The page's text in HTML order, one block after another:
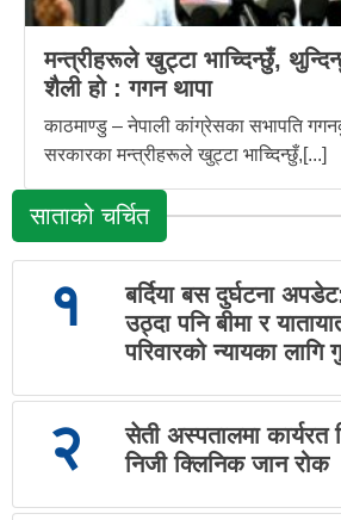
मन्त्रीहरूले खुट्टा भाच्दिन्छुँ,
शैली हो : गगन थापा
काठमाण्डु – नेपाली कांग्रेसका सभापति
सरकारका मन्त्रीहरूले खुट्टा भाच्दिन्छुँ,[...]
साताको चर्चित
१
बर्दिया बस दुर्घटना
उठ्दा पनि बीमा र
परिवारको न्यायका लागि
२
सेती अस्पतालमा कार्यरत
निजी क्लिनिक जान रोक